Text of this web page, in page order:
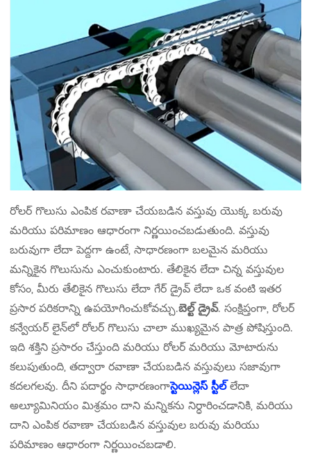
రోలర్ గొలుసు ఎంపిక రవాణా చేయబడిన వస్తువు యొక్క బరువు
మరియు పరిమాణం ఆధారంగా నిర్ణయించబడుతుంది. వస్తువు
బరువుగా లేదా పెద్దగా ఉంటే, సాధారణంగా బలమైన మరియు
మన్నికైన గొలుసును ఎంచుకుంటారు. తేలికైన లేదా చిన్న వస్తువుల
కోసం, మీరు తేలికైన గొలుసు లేదా గేర్ డ్రైవ్ లేదా ఒక వంటి ఇతర
ప్రసార పరికరాన్ని ఉపయోగించుకోవచ్చు.బెల్ట్ డ్రైవ్. సంక్షిప్తంగా, రోలర్
కన్వేయర్ లైన్‌లో రోలర్ గొలుసు చాలా ముఖ్యమైన పాత్ర పోషిస్తుంది.
ఇది శక్తిని ప్రసారం చేస్తుంది మరియు రోలర్ మరియు మోటారును
కలుపుతుంది, తద్వారా రవాణా చేయబడిన వస్తువులు సజావుగా
కదలగలవు. దీని పదార్థం సాధారణంగాస్టెయిన్లెస్ స్టీల్లేదా
అల్యూమినియం మిశ్రమం దాని మన్నికను నిర్ధారించడానికి, మరియు
దాని ఎంపిక రవాణా చేయబడిన వస్తువుల బరువు మరియు
పరిమాణం ఆధారంగా నిర్ణయించబడాలి.